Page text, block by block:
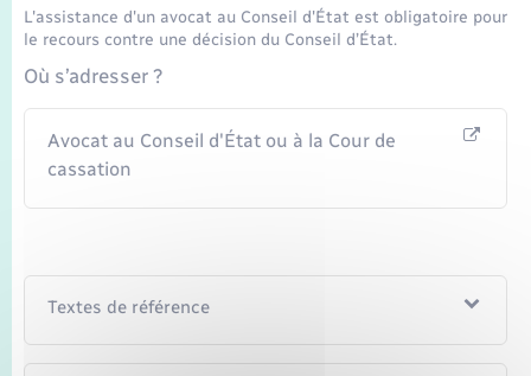
L'assistance d'un avocat au Conseil d'État est obligatoire pour
le recours contre une décision du Conseil d’État.
Où s’adresser ?
Avocat au Conseil d'État ou à la Cour de
cassation
Textes de référence